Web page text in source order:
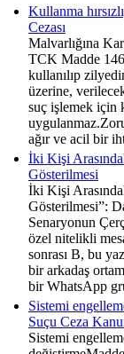
Kullanma
Cezası
Malvarlığına
TCK Madde
kullanılıp
üzerine,
suç işlemek için
ağır ve acil bir
İki Kişi
Gösterilmesi
İki Kişi
Gösterilmesi”:
Senaryonun
özel nitelikli
sonrası B, bu
bir arkadaş
bir WhatsApp
Sistemi
Suçu Ceza
Sistemi